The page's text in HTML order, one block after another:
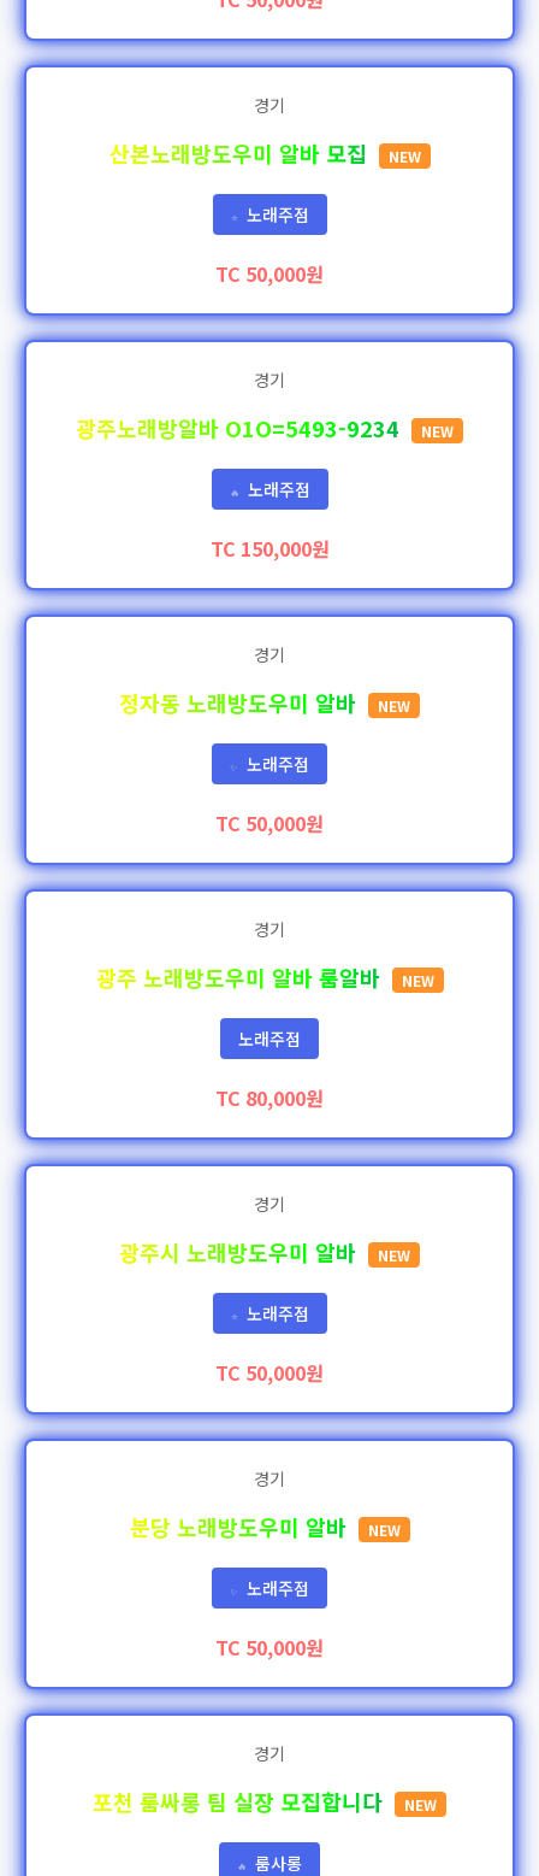
경기
산본노래방도우미 알바 모집 NEW
⭐ 노래주점
TC 50,000원
경기
광주노래방알바 O1O=5493-9234 NEW
🔥 노래주점
TC 150,000원
경기
정자동 노래방도우미 알바 NEW
✨ 노래주점
TC 50,000원
경기
광주 노래방도우미 알바 룸알바 NEW
노래주점
TC 80,000원
경기
광주시 노래방도우미 알바 NEW
⭐ 노래주점
TC 50,000원
경기
분당 노래방도우미 알바 NEW
✨ 노래주점
TC 50,000원
경기
포천 룸싸롱 팀 실장 모집합니다 NEW
🔥 룸사롱